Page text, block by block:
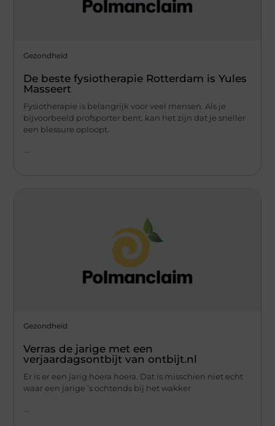
Gezondheid
De beste fysiotherapie Rotterdam is Yules
Masseert
Fysiotherapie is belangrijk voor veel mensen. Als je
bijvoorbeeld profsporter bent, kan het zijn dat je sneller
een blessure oploopt.
Gezondheid
Verras de jarige met een
verjaardagsontbijt van ontbijt.nl
Er is er een jarig hoera hoera. Dat is misschien niet echt
waar een jarige ’s ochtends bij het wakker